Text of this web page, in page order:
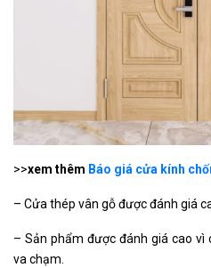
>>xem thêm Báo giá cửa kính
– Cửa thép vân gỗ được đánh giá
– Sản phẩm được đánh giá cao vì
va chạm.